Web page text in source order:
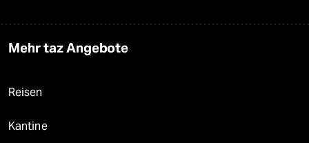
Mehr taz Angebote
Reisen
Kantine